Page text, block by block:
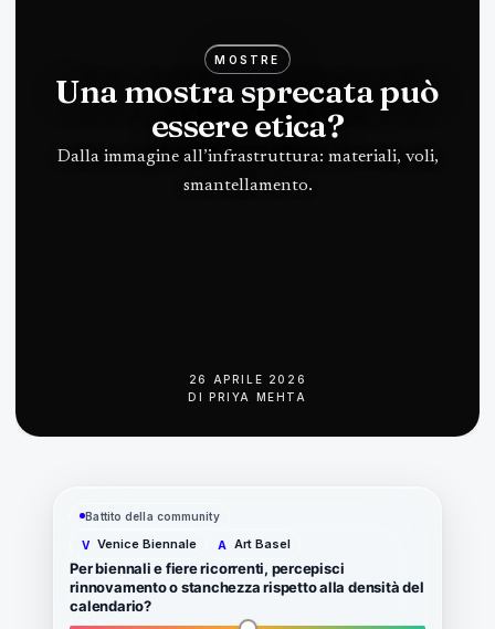
MOSTRE
Una mostra sprecata può
essere etica?
Dalla immagine all’infrastruttura: materiali, voli,
smantellamento.
26 APRILE 2026
DI PRIYA MEHTA
Battito della community
V Venice Biennale A Art Basel
Per biennali e fiere ricorrenti, percepisci
rinnovamento o stanchezza rispetto alla densità del
calendario?